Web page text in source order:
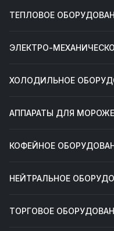
ТЕПЛОВОЕ
ЭЛЕКТРО-
ХОЛОДИЛЬНОЕ
АППАРАТЫ ДЛЯ
КОФЕЙНОЕ
НЕЙТРАЛЬНОЕ
ТОРГОВОЕ